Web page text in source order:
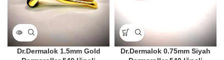
Dr.Dermalok 1.5mm Gold
Dr.Dermalok 0.75mm Siyah